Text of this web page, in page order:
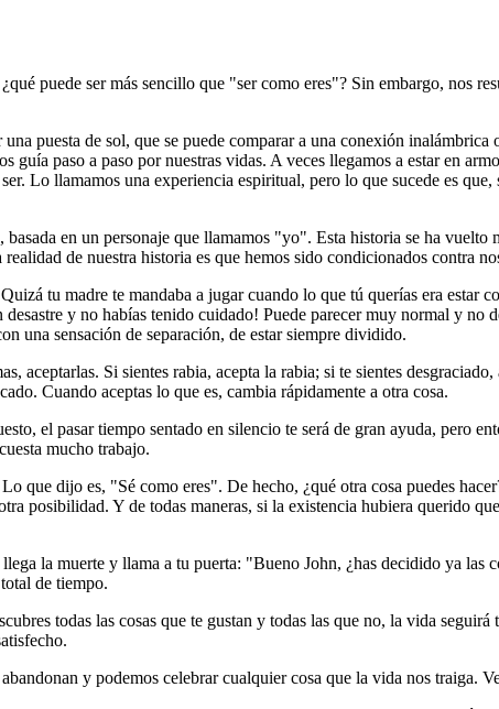
puede ser más sencillo que "ser como eres"? Sin embargo, nos
puesta de sol, que se puede comparar a una conexión inalámbrica
paso a paso por nuestras vidas. A veces llegamos a estar en
Lo llamamos una experiencia espiritual, pero lo que sucede es que,
en un personaje que llamamos "yo". Esta historia se ha vuelto
de nuestra historia es que hemos sido condicionados contra
tu madre te mandaba a jugar cuando lo que tú querías era estar
y no habías tenido cuidado! Puede parecer muy normal y no
una sensación de separación, de estar siempre dividido.
Si sientes rabia, acepta la rabia; si te sientes
Cuando aceptas lo que es, cambia rápidamente a otra cosa.
el pasar tiempo sentado en silencio te será de gran ayuda, pero
mucho trabajo.
dijo es, "Sé como eres". De hecho, ¿qué otra cosa puedes
posibilidad. Y de todas maneras, si la existencia hubiera querido
la muerte y llama a tu puerta: "Bueno John, ¿has decidido ya las
de tiempo.
todas las cosas que te gustan y todas las que no, la vida seguirá
y podemos celebrar cualquier cosa que la vida nos traiga.